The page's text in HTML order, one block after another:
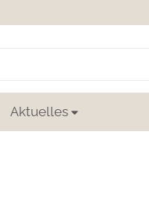
Aktuelles